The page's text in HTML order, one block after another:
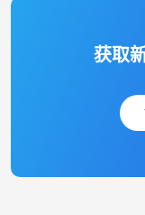
获取